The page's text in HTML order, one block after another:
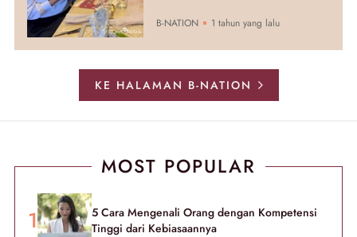
B-NATION 1 tahun yang lalu
KE HALAMAN B-NATION
MOST POPULAR
5 Cara Mengenali Orang dengan Kompetensi
Tinggi dari Kebiasaannya